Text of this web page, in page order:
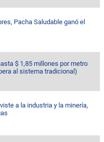
Pacha Saludable ganó el
$ 1,85 millones por metro
al sistema tradicional)
a la industria y la minería,